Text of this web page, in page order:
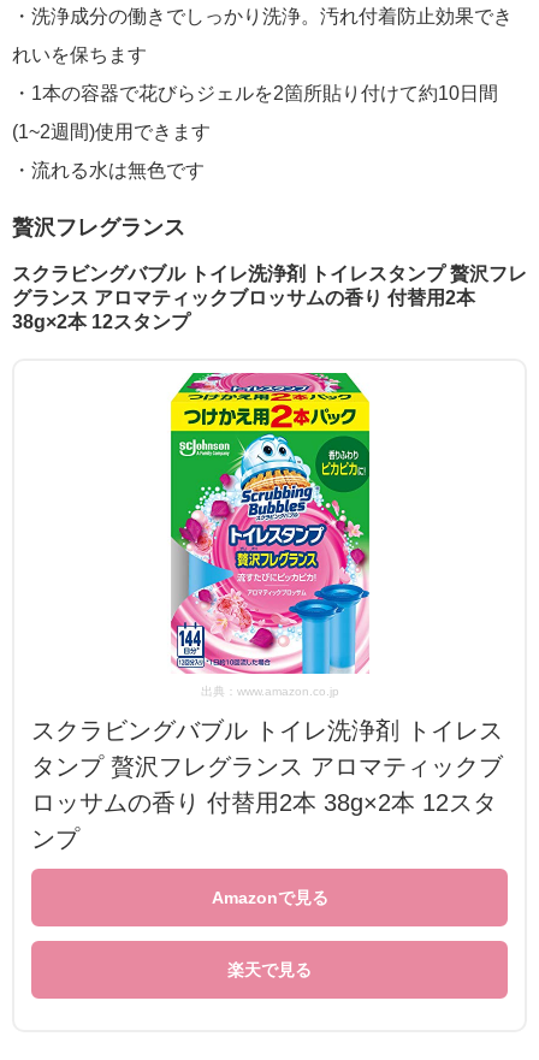
・洗浄成分の働きでしっかり洗浄。汚れ付着防止効果でき
れいを保ちます
・1本の容器で花びらジェルを2箇所貼り付けて約10日間
(1~2週間)使用できます
・流れる水は無色です
贅沢フレグランス
スクラビングバブル トイレ洗浄剤 トイレスタンプ 贅沢フレ
グランス アロマティックブロッサムの香り 付替用2本
38g×2本 12スタンプ
出典：www.amazon.co.jp
スクラビングバブル トイレ洗浄剤 トイレス
タンプ 贅沢フレグランス アロマティックブ
ロッサムの香り 付替用2本 38g×2本 12スタ
ンプ
Amazonで見る
楽天で見る